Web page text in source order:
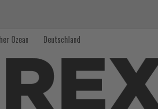
Ozean Deutschland